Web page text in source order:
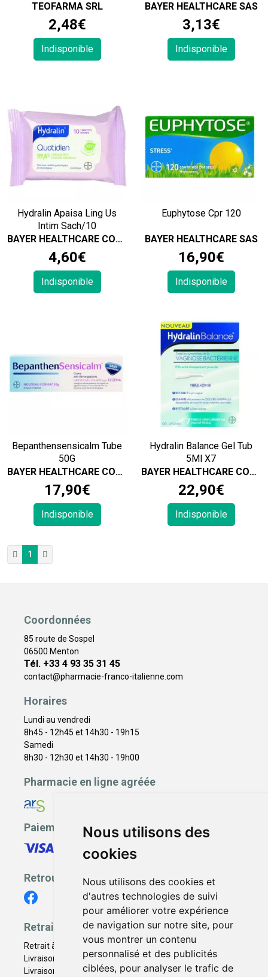
Nous utilisons des
cookies
Nous utilisons des cookies et
d'autres technologies de suivi
pour améliorer votre expérience
de navigation sur notre site, pour
vous montrer un contenu
personnalisé et des publicités
ciblées, pour analyser le trafic de
TEOFARMA SRL
2,48€
Indisponible
BAYER HEALTHCARE SAS
3,13€
Indisponible
Hydralin Apaisa Ling Us
Intim Sach/10
BAYER HEALTHCARE CONSUMER HEALTH
4,60€
Indisponible
Euphytose Cpr 120
BAYER HEALTHCARE SAS
16,90€
Indisponible
Bepanthensensicalm Tube
50G
BAYER HEALTHCARE CONSUMER HEALTH
17,90€
Indisponible
Hydralin Balance Gel Tub
5Ml X7
BAYER HEALTHCARE CONSUMER HEALTH
22,90€
Indisponible
1
Coordonnées
85 route de Sospel
06500 Menton
Tél. +33 4 93 35 31 45
contact@pharmacie-franco-italienne.com
Horaires
Lundi au vendredi
8h45 - 12h45 et 14h30 - 19h15
Samedi
8h30 - 12h30 et 14h30 - 19h00
Pharmacie en ligne agréée
Paiement sécurisé
Retrouvez-nous
Retrait - Livraison
Retrait à la pharmacie - Click & Collect
Livraison en Point Relais
Livraison à domicile